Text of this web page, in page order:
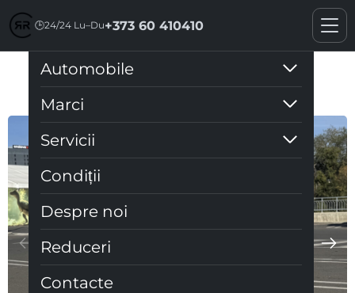
🕒24/24 Lu–Du+373 60 410410
Automobile
Marci
Servicii
Condiții
Despre noi
Reduceri
Contacte
Ford Focus 2019